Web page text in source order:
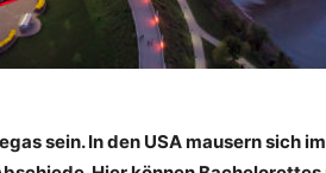
sein. In den USA mausern sich